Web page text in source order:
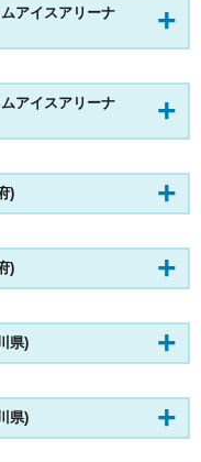
アイスアリーナ
アイスアリーナ
)
)
県)
県)